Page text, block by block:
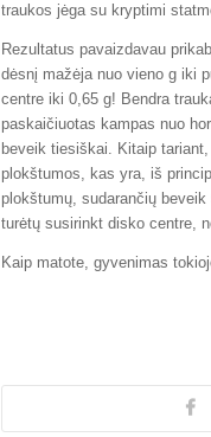
traukos jėga su kryptimi
Rezultatus pavaizdavau
dėsnį mažėja nuo vieno g iki
centre iki 0,65 g! Bendra
paskaičiuotas kampas nuo
beveik tiesiškai. Kitaip
plokštumos, kas yra, iš
plokštumų, sudarančių
turėtų susirinkt disko centre,
Kaip matote, gyvenimas